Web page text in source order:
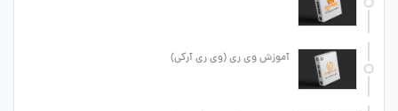
آموزش وی ری (وی ری آرکی)